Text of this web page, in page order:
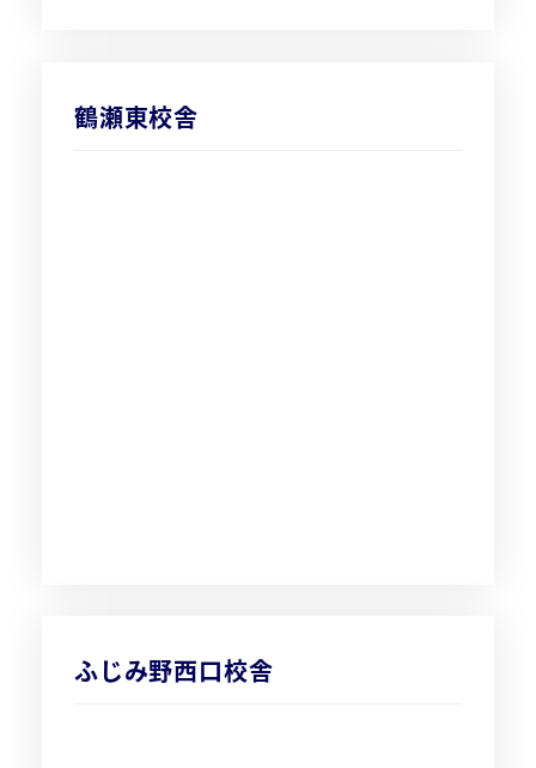
鶴瀬東校舎
ふじみ野西口校舎